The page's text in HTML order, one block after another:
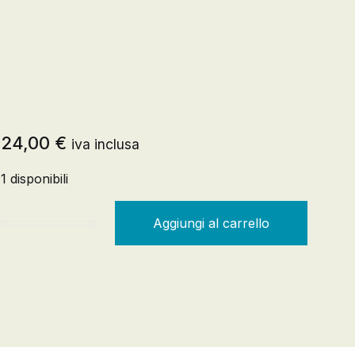
24,00 € iva inclusa
1 disponibili
21 LEZIONI PER IL XXI SECOLO quantità
Aggiungi al carrello